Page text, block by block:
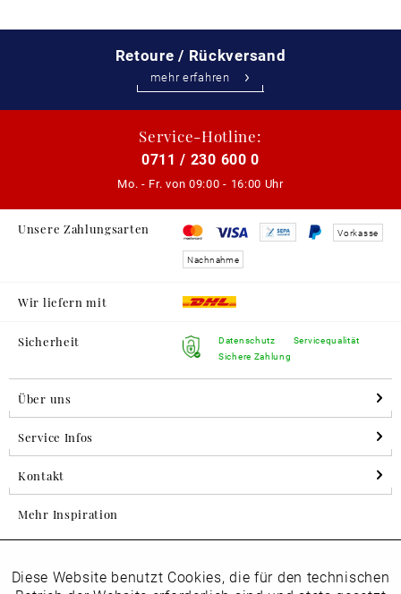
Retoure / Rückversand
mehr erfahren
Service-Hotline:
0711 / 230 600 0
Mo. - Fr. von 09:00 - 16:00 Uhr
Unsere Zahlungsarten Vorkasse
Nachnahme
Wir liefern mit
Sicherheit
Datenschutz
Sichere Zahlung
Servicequalität
Über uns
Service Infos
Kontakt
Mehr Inspiration
Folgen Sie uns auf Instagram
Funktionale Aktiv
Diese Website benutzt Cookies, die für den technischen